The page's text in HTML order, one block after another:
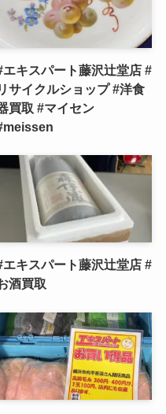
エキスパート藤沢辻堂店 #
サイクルショップ #洋食
買取 #マイセン
エキスパート藤沢辻堂店 #
酒買取